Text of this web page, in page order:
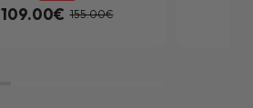
109.00€ 155.00€